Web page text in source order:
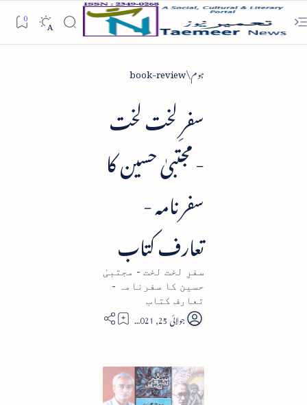
ہوم book-review
سفرِ لخت لخت
- مجتبیٰ حسین کا
سفرنامہ -
تعارف کتاب
سفرِ لخت لخت - مجتبیٰ
حسین کا سفرنامہ -
تعارف کتاب
3